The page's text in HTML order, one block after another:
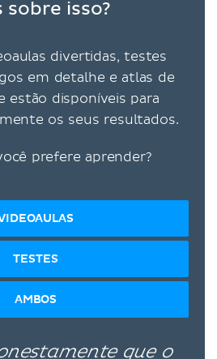
sobre isso?
divertidas, testes
em detalhe e atlas de
estão disponíveis para
os seus resultados.
prefere aprender?
TESTES
AMBOS
que o